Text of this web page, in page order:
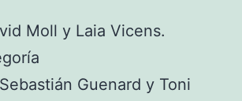
Moll y Laia Vicens.
Guenard y Toni